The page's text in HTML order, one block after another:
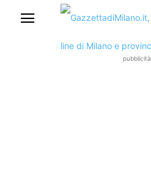
pubblicità